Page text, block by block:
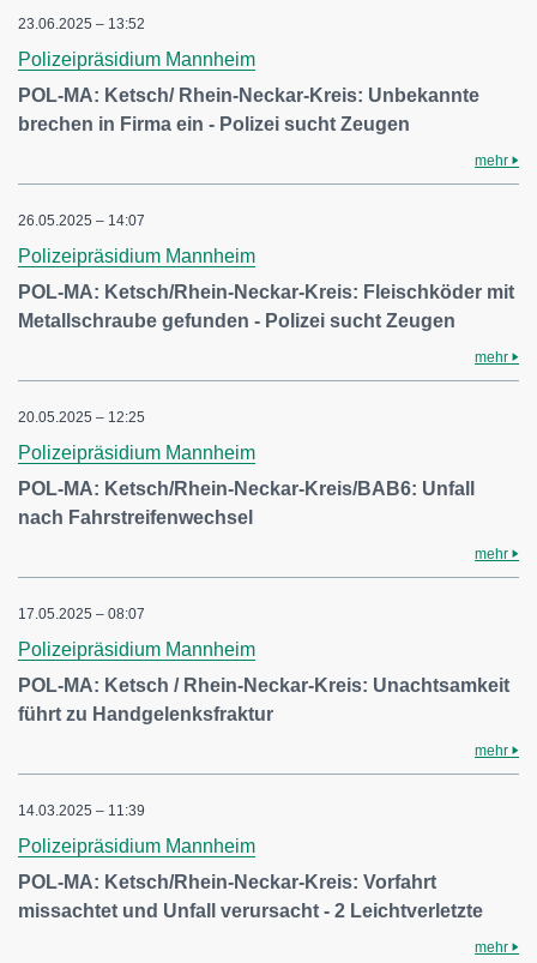
23.06.2025 – 13:52
Polizeipräsidium Mannheim
POL-MA: Ketsch/ Rhein-Neckar-Kreis: Unbekannte
brechen in Firma ein - Polizei sucht Zeugen
mehr
26.05.2025 – 14:07
Polizeipräsidium Mannheim
POL-MA: Ketsch/Rhein-Neckar-Kreis: Fleischköder mit
Metallschraube gefunden - Polizei sucht Zeugen
mehr
20.05.2025 – 12:25
Polizeipräsidium Mannheim
POL-MA: Ketsch/Rhein-Neckar-Kreis/BAB6: Unfall
nach Fahrstreifenwechsel
mehr
17.05.2025 – 08:07
Polizeipräsidium Mannheim
POL-MA: Ketsch / Rhein-Neckar-Kreis: Unachtsamkeit
führt zu Handgelenksfraktur
mehr
14.03.2025 – 11:39
Polizeipräsidium Mannheim
POL-MA: Ketsch/Rhein-Neckar-Kreis: Vorfahrt
missachtet und Unfall verursacht - 2 Leichtverletzte
mehr